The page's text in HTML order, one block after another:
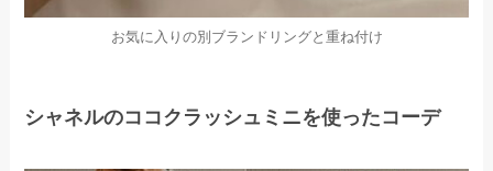
お気に入りの別ブランドリングと重ね付け
シャネルのココクラッシュミニを使ったコーデ